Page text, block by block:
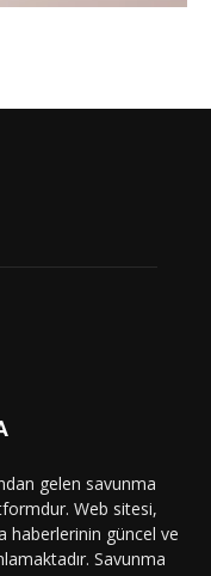
gelen savunma
Web sitesi,
haberlerinin güncel ve
Savunma